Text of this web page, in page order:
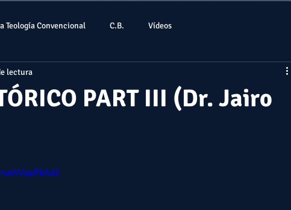
Teología Convencional C.B. Vídeos
PART III (Dr. Jairo
lectura